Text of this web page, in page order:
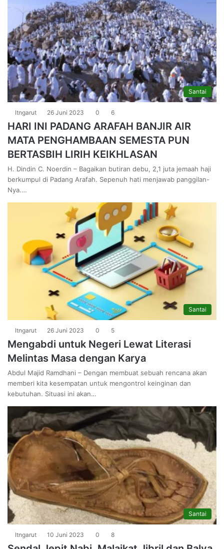
Santai
ltngarut 26 Juni 2023 0 6
HARI INI PADANG ARAFAH BANJIR AIR
MATA PENGHAMBAAN SEMESTA PUN
BERTASBIH LIRIH KEIKHLASAN
H. Dindin C. Noerdin – Bagaikan butiran debu, 2,1 juta jemaah haji
berkumpul di Padang Arafah. Sepenuh hati menjawab panggilan-
Nya.…
Santai
ltngarut 26 Juni 2023 0 5
Mengabdi untuk Negeri Lewat Literasi
Melintas Masa dengan Karya
Abdul Majid Ramdhani – Dengan membuat sebuah rencana akan
memberi kita kesempatan untuk mengontrol keinginan dan
kebutuhan. Situasi ini akan…
Santai
ltngarut 10 Juni 2023 0 8